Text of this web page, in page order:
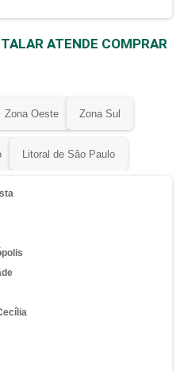
ATENDE COMPRAR
Zona Oeste Zona Sul
Litoral de São Paulo